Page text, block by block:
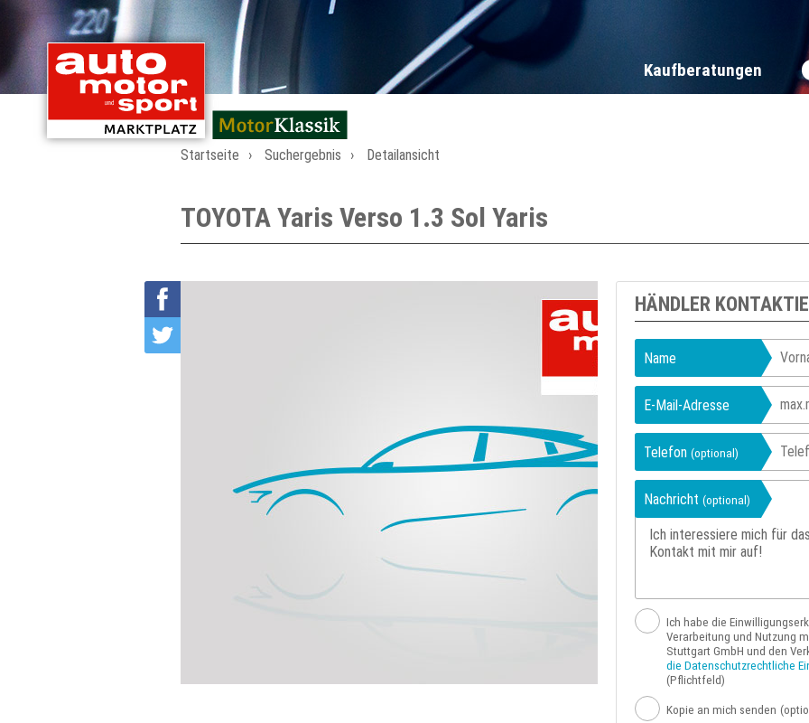
Kaufberatungen
Startseite Suchergebnis Detailansicht
TOYOTA Yaris Verso 1.3 Sol Yaris
HÄNDLER
Name
E-Mail-Adresse
Telefon (optional)
Nachricht (optional)
Ich habe die
Verarbeitung und Nutzung
Stuttgart GmbH und den
die Datenschutzrechtliche
(Pflichtfeld)
Kopie an mich senden